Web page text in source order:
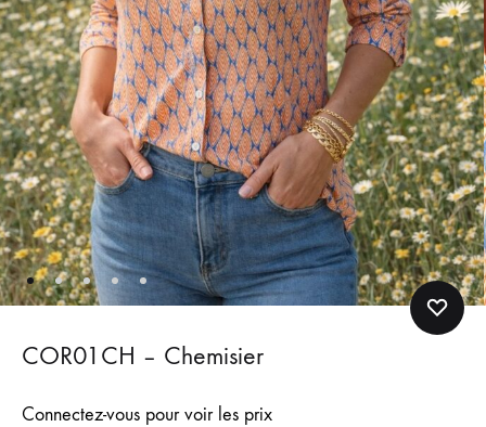
COR01CH – Chemisier
Connectez-vous pour voir les prix